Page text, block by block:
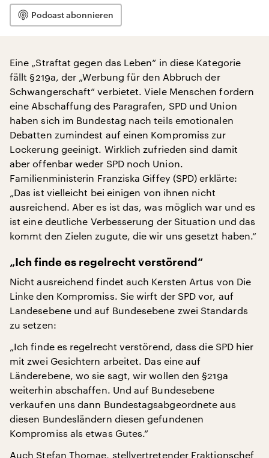
Podcast abonnieren
Eine „Straftat gegen das Leben“ in diese Kategorie
fällt §219a, der „Werbung für den Abbruch der
Schwangerschaft“ verbietet. Viele Menschen fordern
eine Abschaffung des Paragrafen, SPD und Union
haben sich im Bundestag nach teils emotionalen
Debatten zumindest auf einen Kompromiss zur
Lockerung geeinigt. Wirklich zufrieden sind damit
aber offenbar weder SPD noch Union.
Familienministerin Franziska Giffey (SPD) erklärte:
„Das ist vielleicht bei einigen von ihnen nicht
ausreichend. Aber es ist das, was möglich war und es
ist eine deutliche Verbesserung der Situation und das
kommt den Zielen zugute, die wir uns gesetzt haben.“
„Ich finde es regelrecht verstörend“
Nicht ausreichend findet auch Kersten Artus von Die
Linke den Kompromiss. Sie wirft der SPD vor, auf
Landesebene und auf Bundesebene zwei Standards
zu setzen:
„Ich finde es regelrecht verstörend, dass die SPD hier
mit zwei Gesichtern arbeitet. Das eine auf
Länderebene, wo sie sagt, wir wollen den §219a
weiterhin abschaffen. Und auf Bundesebene
verkaufen uns dann Bundestagsabgeordnete aus
diesen Bundesländern diesen gefundenen
Kompromiss als etwas Gutes.“
Auch Stefan Thomae, stellvertretender Fraktionschef